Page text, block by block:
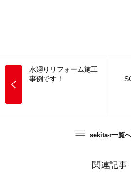
水廻りリフォーム施工
事例です！
sekita-r一覧
関連記事